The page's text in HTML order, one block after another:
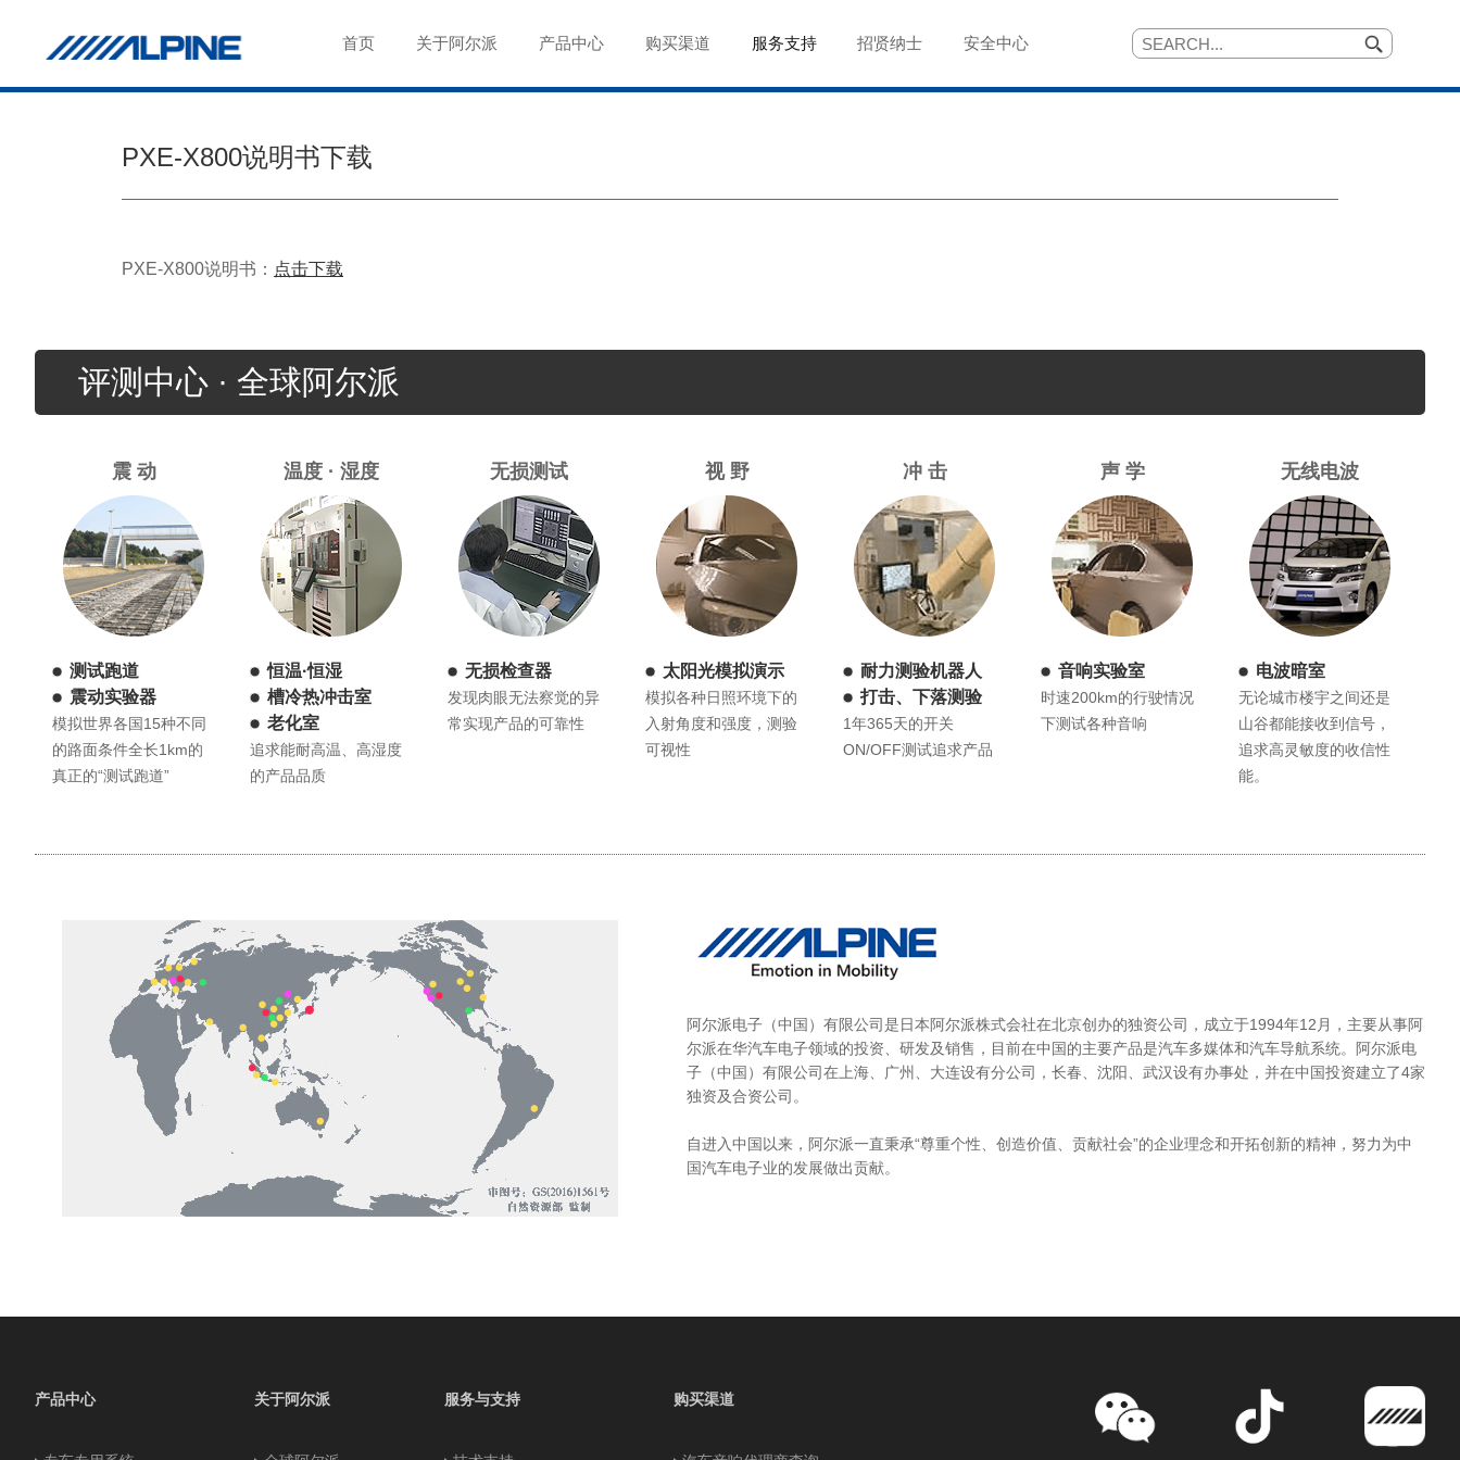
首页 关于阿尔派 产品中心 购买渠道 服务支持 招贤纳士 安全中心
PXE-X800说明书下载
PXE-X800说明书： 点击下载
评测中心 · 全球阿尔派
震 动
测试跑道
震动实验器
模拟世界各国15种不同
的路面条件全长1km的
真正的“测试跑道”
温度 · 湿度
恒温·恒湿
槽冷热冲击室
老化室
追求能耐高温、高湿度
的产品品质
无损测试
无损检查器
发现肉眼无法察觉的异
常实现产品的可靠性
视 野
太阳光模拟演示
模拟各种日照环境下的
入射角度和强度，测验
可视性
冲 击
耐力测验机器人
打击、下落测验
1年365天的开关
ON/OFF测试追求产品
声 学
音响实验室
时速200km的行驶情况
下测试各种音响
无线电波
电波暗室
无论城市楼宇之间还是
山谷都能接收到信号，
追求高灵敏度的收信性
能。
阿尔派电子（中国）有限公司是日本阿尔派株式会社在北京创办的独资公司，成立于1994年12月，主要从事阿
尔派在华汽车电子领域的投资、研发及销售，目前在中国的主要产品是汽车多媒体和汽车导航系统。阿尔派电
子（中国）有限公司在上海、广州、大连设有分公司，长春、沈阳、武汉设有办事处，并在中国投资建立了4家
独资及合资公司。
自进入中国以来，阿尔派一直秉承“尊重个性、创造价值、贡献社会”的企业理念和开拓创新的精神，努力为中
国汽车电子业的发展做出贡献。
产品中心 关于阿尔派 服务与支持 购买渠道